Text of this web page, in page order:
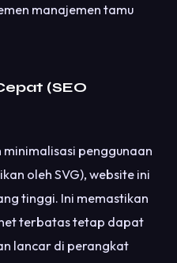
manajemen tamu
(SEO
penggunaan
oleh SVG), website ini
tinggi. Ini memastikan
terbatas tetap dapat
lancar di perangkat